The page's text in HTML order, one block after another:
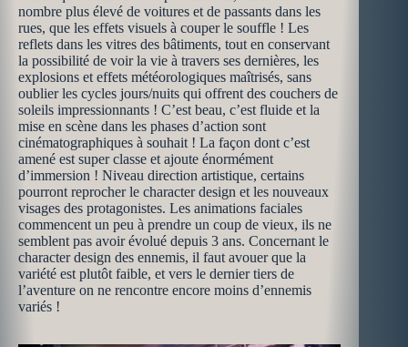
nombre plus élevé de voitures et de passants dans les
rues, que les effets visuels à couper le souffle ! Les
reflets dans les vitres des bâtiments, tout en conservant
la possibilité de voir la vie à travers ses dernières, les
explosions et effets météorologiques maîtrisés, sans
oublier les cycles jours/nuits qui offrent des couchers de
soleils impressionnants ! C’est beau, c’est fluide et la
mise en scène dans les phases d’action sont
cinématographiques à souhait ! La façon dont c’est
amené est super classe et ajoute énormément
d’immersion ! Niveau direction artistique, certains
pourront reprocher le character design et les nouveaux
visages des protagonistes. Les animations faciales
commencent un peu à prendre un coup de vieux, ils ne
semblent pas avoir évolué depuis 3 ans. Concernant le
character design des ennemis, il faut avouer que la
variété est plutôt faible, et vers le dernier tiers de
l’aventure on ne rencontre encore moins d’ennemis
variés !